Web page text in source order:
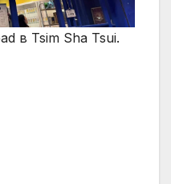
в Tsim Sha Tsui.